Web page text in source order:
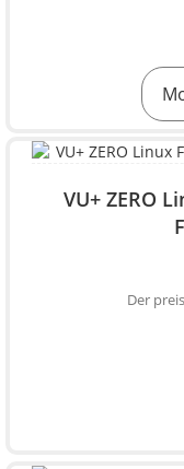
VU+ ZERO
Der